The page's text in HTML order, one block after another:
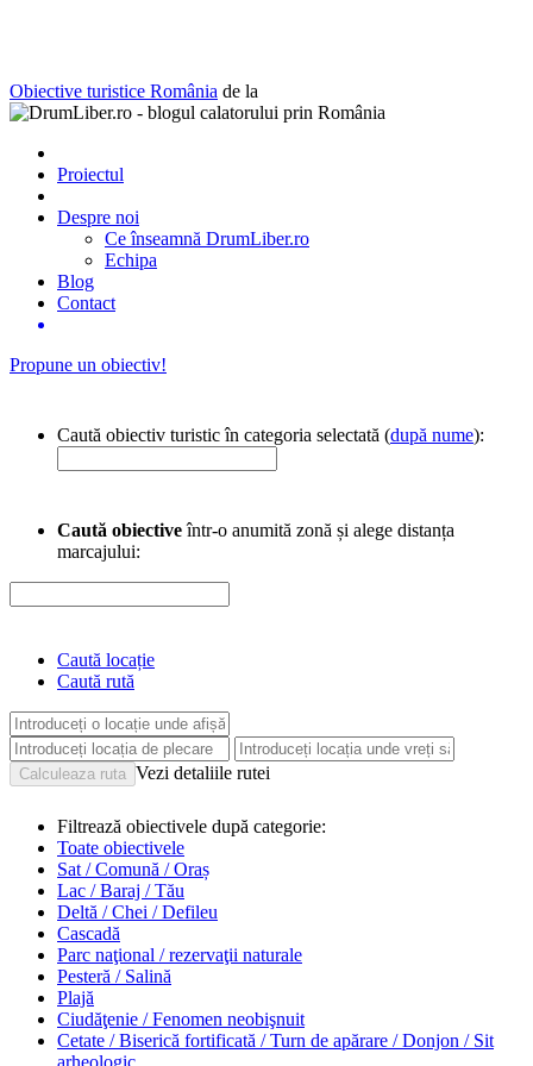
Obiective turistice România de la
Proiectul
Despre noi
Ce înseamnă DrumLiber.ro
Echipa
Blog
Contact
Propune un obiectiv!
Caută obiectiv turistic în categoria selectată (după nume):
Caută obiectiveîntr-o anumită zonă și alege distanța
marcajului:
Caută locație
Caută rută
Vezi detaliile rutei
Filtrează obiectivele după categorie:
Toate obiectivele
Sat / Comună / Oraș
Lac / Baraj / Tău
Deltă / Chei / Defileu
Cascadă
Parc naţional / rezervaţii naturale
Pesteră / Salină
Plajă
Ciudăţenie / Fenomen neobişnuit
Cetate / Biserică fortificată / Turn de apărare / Donjon / Sit
arheologic